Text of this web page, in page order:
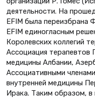
деятельности. На
EFIM была переизбрана
EFIM единогласным
Королевских коллегий
Ассоциация терапевтов
медицины Албании,
Ассоциативными
внутренней медицины
Ирака. Таким образом, в